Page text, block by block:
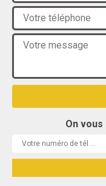
On